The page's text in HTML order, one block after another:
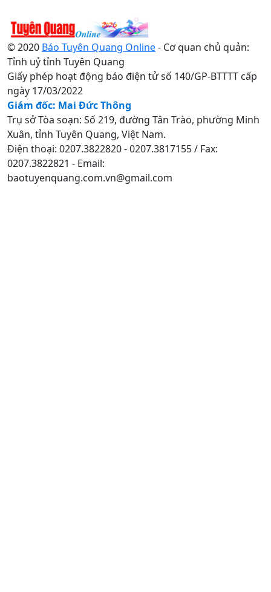
© 2020 Báo Tuyên Quang Online- Cơ quan chủ quản:
Tỉnh uỷ tỉnh Tuyên Quang
Giấy phép hoạt động báo điện tử số 140/GP-BTTTT cấp
ngày 17/03/2022
Giám đốc: Mai Đức Thông
Trụ sở Tòa soạn: Số 219, đường Tân Trào, phường Minh
Xuân, tỉnh Tuyên Quang, Việt Nam.
Điện thoại: 0207.3822820 - 0207.3817155 / Fax:
0207.3822821 - Email:
baotuyenquang.com.vn@gmail.com